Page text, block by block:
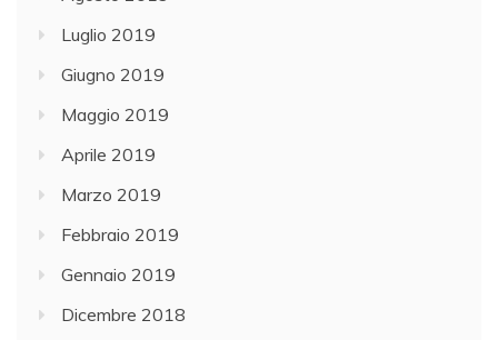
Luglio 2019
Giugno 2019
Maggio 2019
Aprile 2019
Marzo 2019
Febbraio 2019
Gennaio 2019
Dicembre 2018